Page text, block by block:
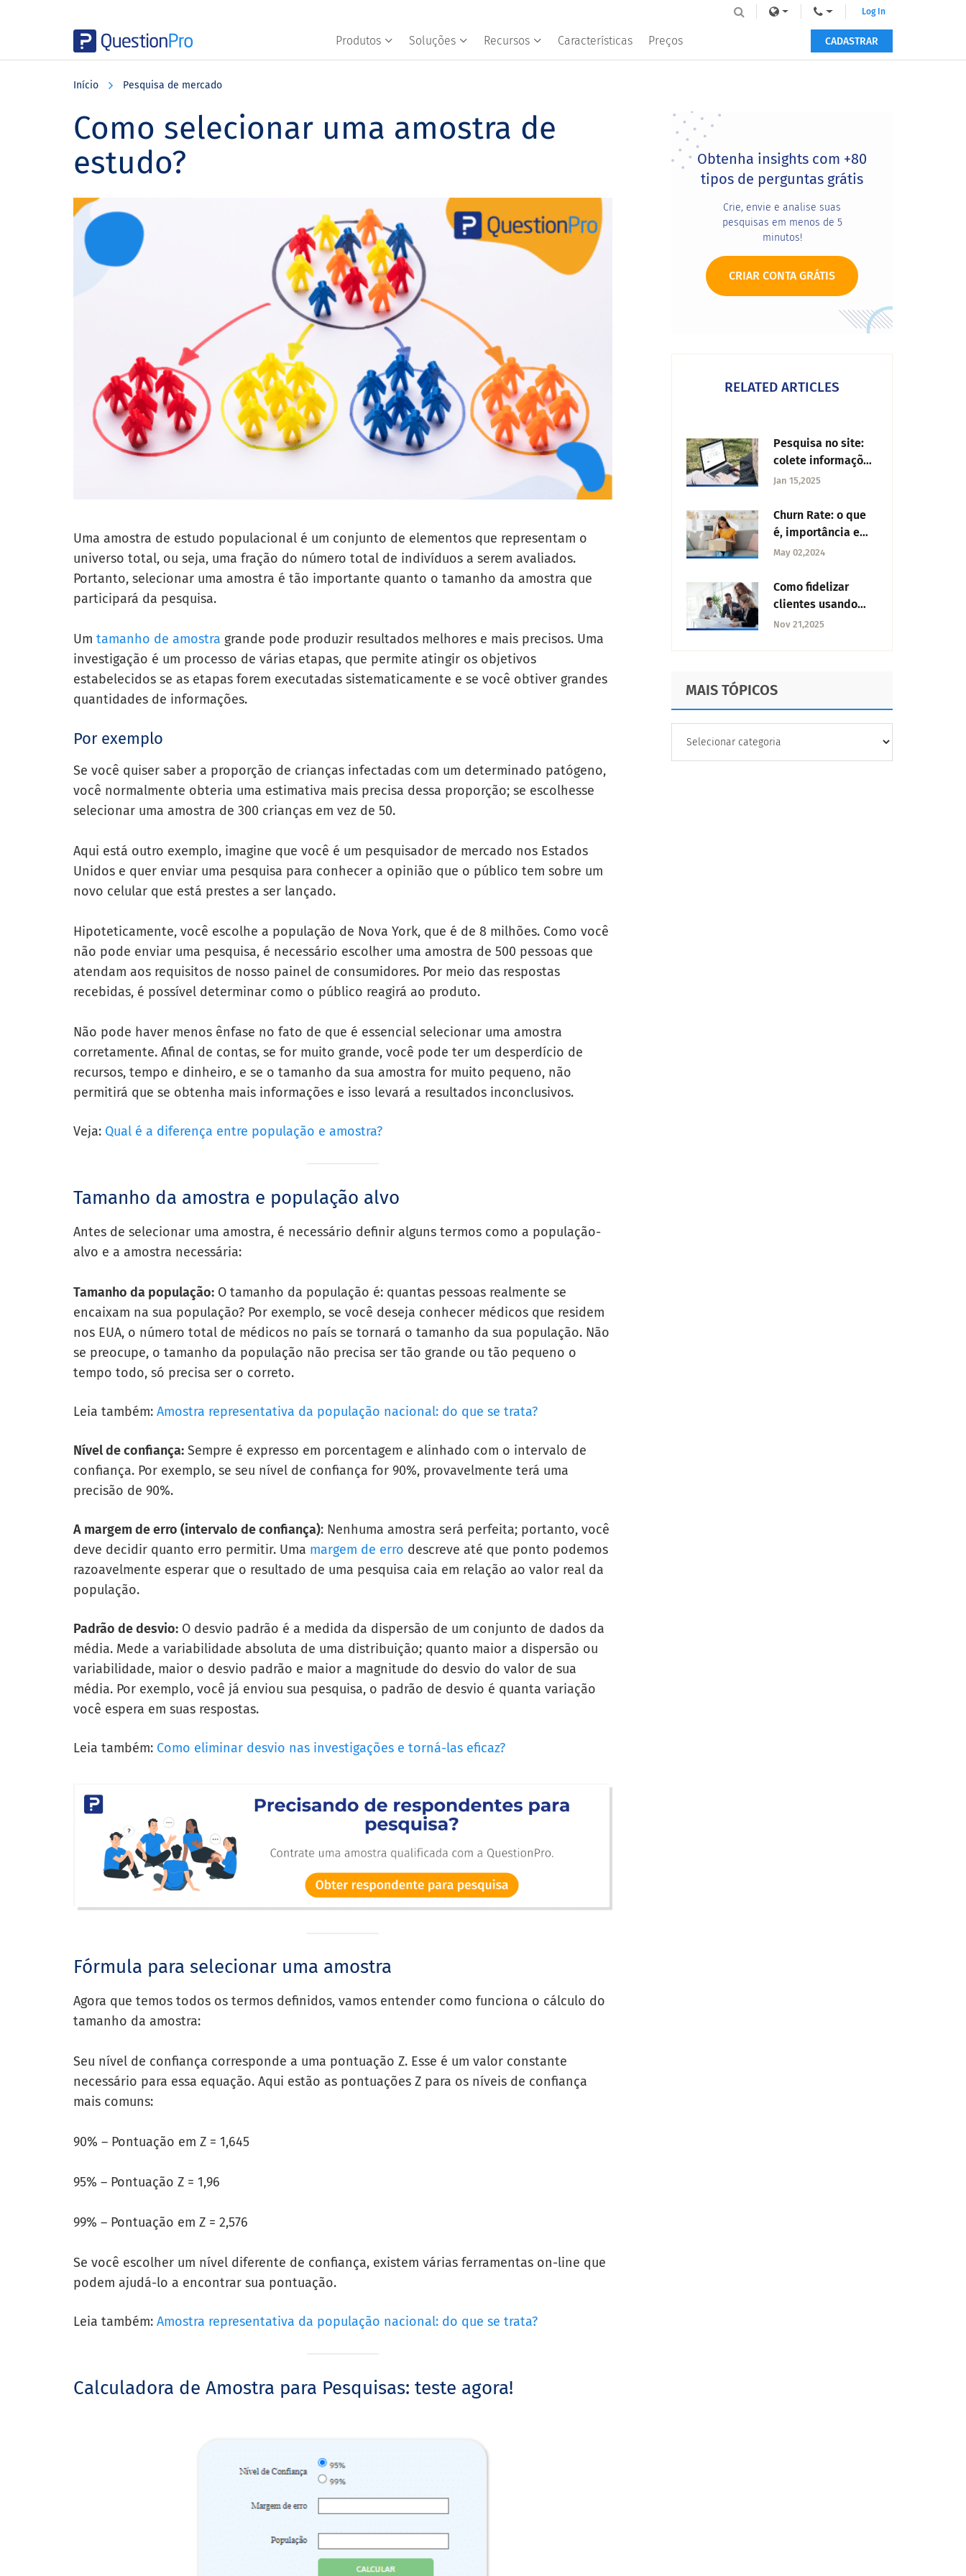
Produtos Soluções Recursos Características Preços
Log In
CADASTRAR
Início Pesquisa de mercado
Como selecionar uma amostra de
estudo?
Uma amostra de estudo populacional é um conjunto de elementos que representam o
universo total, ou seja, uma fração do número total de indivíduos a serem avaliados.
Portanto, selecionar uma amostra é tão importante quanto o tamanho da amostra que
participará da pesquisa.
Um tamanho de amostra grande pode produzir resultados melhores e mais precisos. Uma
investigação é um processo de várias etapas, que permite atingir os objetivos
estabelecidos se as etapas forem executadas sistematicamente e se você obtiver grandes
quantidades de informações.
Por exemplo
Se você quiser saber a proporção de crianças infectadas com um determinado patógeno,
você normalmente obteria uma estimativa mais precisa dessa proporção; se escolhesse
selecionar uma amostra de 300 crianças em vez de 50.
Aqui está outro exemplo, imagine que você é um pesquisador de mercado nos Estados
Unidos e quer enviar uma pesquisa para conhecer a opinião que o público tem sobre um
novo celular que está prestes a ser lançado.
Hipoteticamente, você escolhe a população de Nova York, que é de 8 milhões. Como você
não pode enviar uma pesquisa, é necessário escolher uma amostra de 500 pessoas que
atendam aos requisitos de nosso painel de consumidores. Por meio das respostas
recebidas, é possível determinar como o público reagirá ao produto.
Não pode haver menos ênfase no fato de que é essencial selecionar uma amostra
corretamente. Afinal de contas, se for muito grande, você pode ter um desperdício de
recursos, tempo e dinheiro, e se o tamanho da sua amostra for muito pequeno, não
permitirá que se obtenha mais informações e isso levará a resultados inconclusivos.
Veja: Qual é a diferença entre população e amostra?
Tamanho da amostra e população alvo
Antes de selecionar uma amostra, é necessário definir alguns termos como a população-
alvo e a amostra necessária:
Tamanho da população: O tamanho da população é: quantas pessoas realmente se
encaixam na sua população? Por exemplo, se você deseja conhecer médicos que residem
nos EUA, o número total de médicos no país se tornará o tamanho da sua população. Não
se preocupe, o tamanho da população não precisa ser tão grande ou tão pequeno o
tempo todo, só precisa ser o correto.
Leia também: Amostra representativa da população nacional: do que se trata?
Nível de confiança: Sempre é expresso em porcentagem e alinhado com o intervalo de
confiança. Por exemplo, se seu nível de confiança for 90%, provavelmente terá uma
precisão de 90%.
A margem de erro (intervalo de confiança): Nenhuma amostra será perfeita; portanto, você
deve decidir quanto erro permitir. Uma margem de erro descreve até que ponto podemos
razoavelmente esperar que o resultado de uma pesquisa caia em relação ao valor real da
população.
Padrão de desvio: O desvio padrão é a medida da dispersão de um conjunto de dados da
média. Mede a variabilidade absoluta de uma distribuição; quanto maior a dispersão ou
variabilidade, maior o desvio padrão e maior a magnitude do desvio do valor de sua
média. Por exemplo, você já enviou sua pesquisa, o padrão de desvio é quanta variação
você espera em suas respostas.
Leia também: Como eliminar desvio nas investigações e torná-las eficaz?
Fórmula para selecionar uma amostra
Agora que temos todos os termos definidos, vamos entender como funciona o cálculo do
tamanho da amostra:
Seu nível de confiança corresponde a uma pontuação Z. Esse é um valor constante
necessário para essa equação. Aqui estão as pontuações Z para os níveis de confiança
mais comuns:
90% – Pontuação em Z = 1,645
95% – Pontuação Z = 1,96
99% – Pontuação em Z = 2,576
Se você escolher um nível diferente de confiança, existem várias ferramentas on-line que
podem ajudá-lo a encontrar sua pontuação.
Leia também: Amostra representativa da população nacional: do que se trata?
Calculadora de Amostra para Pesquisas: teste agora!
Primary
Sidebar
Obtenha insights com +80
tipos de perguntas grátis
Crie, envie e analise suas
pesquisas em menos de 5
minutos!
CRIAR CONTA GRÁTIS
RELATED ARTICLES
Pesquisa no site:
colete informações
de seus visitantes
Jan 15,2025
Churn Rate: o que
é, importância e
como evitar
May 02,2024
Como fidelizar
clientes usando
estratégias de
Nov 21,2025
MAIS TÓPICOS
TÓPICOS